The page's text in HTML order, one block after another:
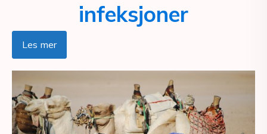
infeksjoner
Les mer